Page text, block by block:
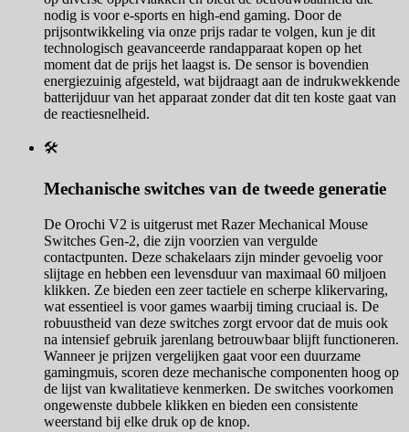
nodig is voor e-sports en high-end gaming. Door de
prijsontwikkeling via onze prijs radar te volgen, kun je dit
technologisch geavanceerde randapparaat kopen op het
moment dat de prijs het laagst is. De sensor is bovendien
energiezuinig afgesteld, wat bijdraagt aan de indrukwekkende
batterijduur van het apparaat zonder dat dit ten koste gaat van
de reactiesnelheid.
🛠️
Mechanische switches van de tweede generatie
De Orochi V2 is uitgerust met Razer Mechanical Mouse
Switches Gen-2, die zijn voorzien van vergulde
contactpunten. Deze schakelaars zijn minder gevoelig voor
slijtage en hebben een levensduur van maximaal 60 miljoen
klikken. Ze bieden een zeer tactiele en scherpe klikervaring,
wat essentieel is voor games waarbij timing cruciaal is. De
robuustheid van deze switches zorgt ervoor dat de muis ook
na intensief gebruik jarenlang betrouwbaar blijft functioneren.
Wanneer je prijzen vergelijken gaat voor een duurzame
gamingmuis, scoren deze mechanische componenten hoog op
de lijst van kwalitatieve kenmerken. De switches voorkomen
ongewenste dubbele klikken en bieden een consistente
weerstand bij elke druk op de knop.